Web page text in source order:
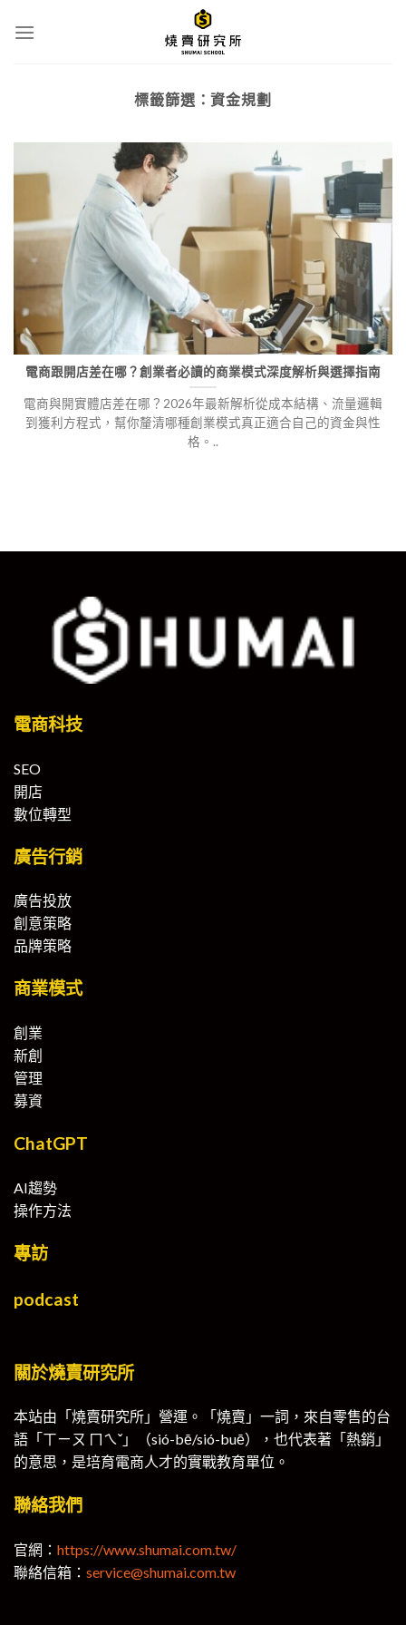
標籤篩選：資金規劃
電商跟開店差在哪？創業者必讀的商業模式深度解析與選擇指南
電商與開實體店差在哪？2026年最新解析從成本結構、流量邏輯
到獲利方程式，幫你釐清哪種創業模式真正適合自己的資金與性
格。..
電商科技
SEO
開店
數位轉型
廣告行銷
廣告投放
創意策略
品牌策略
商業模式
創業
新創
管理
募資
ChatGPT
AI趨勢
操作方法
專訪
podcast
關於燒賣研究所
本站由「燒賣研究所」營運。「燒賣」一詞，來自零售的台
語「ㄒㄧㄡ ㄇㄟˇ」（sió-bē/sió-buē），也代表著「熱銷」
的意思，是培育電商人才的實戰教育單位。
聯絡我們
官網： https://www.shumai.com.tw/
聯絡信箱： service@shumai.com.tw